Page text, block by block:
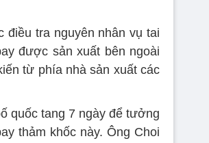
điều tra nguyên nhân vụ tai
được sản xuất bên ngoài
từ phía nhà sản xuất các
quốc tang 7 ngày để tưởng
thảm khốc này. Ông Choi